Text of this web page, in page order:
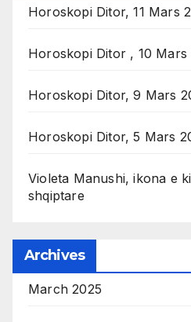
Horoskopi Ditor, 11 Mars
Horoskopi Ditor , 10 Mars
Horoskopi Ditor, 9 Mars
Horoskopi Ditor, 5 Mars
Violeta Manushi, ikona e
shqiptare
Archives
March 2025